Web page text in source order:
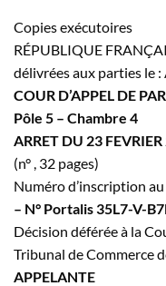
Copies exécutoires
RÉPUBLIQUE
délivrées aux parties le
COUR D’APPEL DE
Pôle 5 – Chambre 4
ARRET DU 23
(n° , 32 pages)
Numéro d’inscription
– N° Portalis 35L7-V-
Décision déférée à la
Tribunal de Commerce
APPELANTE